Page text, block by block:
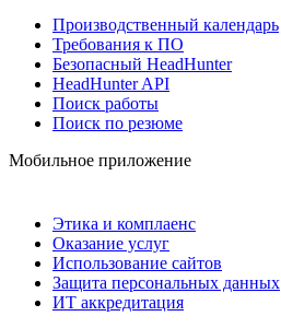
Производственный календарь
Требования к ПО
Безопасный HeadHunter
HeadHunter API
Поиск работы
Поиск по резюме
Мобильное приложение
Этика и комплаенс
Оказание услуг
Использование сайтов
Защита персональных данных
ИТ аккредитация